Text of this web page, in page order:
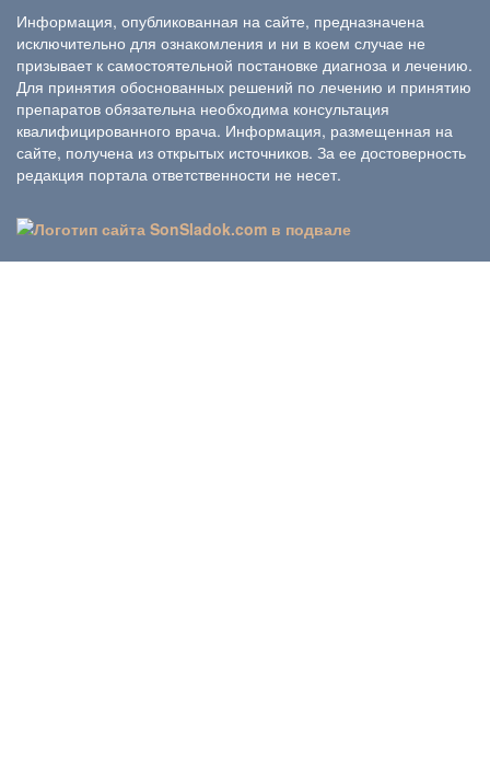
Информация, опубликованная на сайте, предназначена
исключительно для ознакомления и ни в коем случае не
призывает к самостоятельной постановке диагноза и лечению.
Для принятия обоснованных решений по лечению и принятию
препаратов обязательна необходима консультация
квалифицированного врача. Информация, размещенная на
сайте, получена из открытых источников. За ее достоверность
редакция портала ответственности не несет.